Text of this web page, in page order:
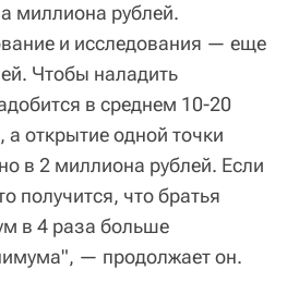
миллиона рублей.
и исследования — еще
Чтобы наладить
в среднем 10-20
открытие одной точки
в 2 миллиона рублей. Если
получится, что братья
в 4 раза больше
— продолжает он.